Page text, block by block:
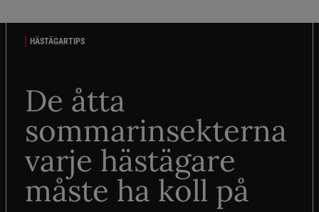
HÄSTÄGARTIPS
De åtta
sommarinsekterna
varje hästägare
måste ha koll på